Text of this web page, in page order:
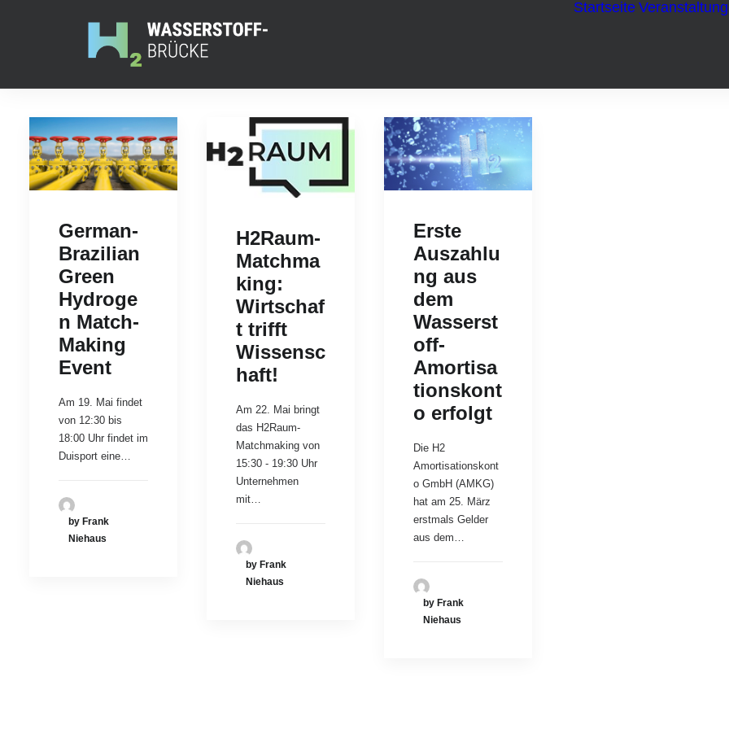
Startseite
German-
Brazilian
Green
Hydroge
n Match-
Making
Event
Am 19. Mai findet
von 12:30 bis
18:00 Uhr findet im
Duisport eine…
by Frank
Niehaus
H2Raum-
Matchma
king:
Wirtschaf
t trifft
Wissensc
haft!
Am 22. Mai bringt
das H2Raum-
Matchmaking von
15:30 - 19:30 Uhr
Unternehmen
mit…
by Frank
Niehaus
Erste
Auszahlu
ng aus
dem
Wasserst
off-
Amortisa
tionskont
o erfolgt
Die H2
Amortisationskont
o GmbH (AMKG)
hat am 25. März
erstmals Gelder
aus dem…
by Frank
Niehaus